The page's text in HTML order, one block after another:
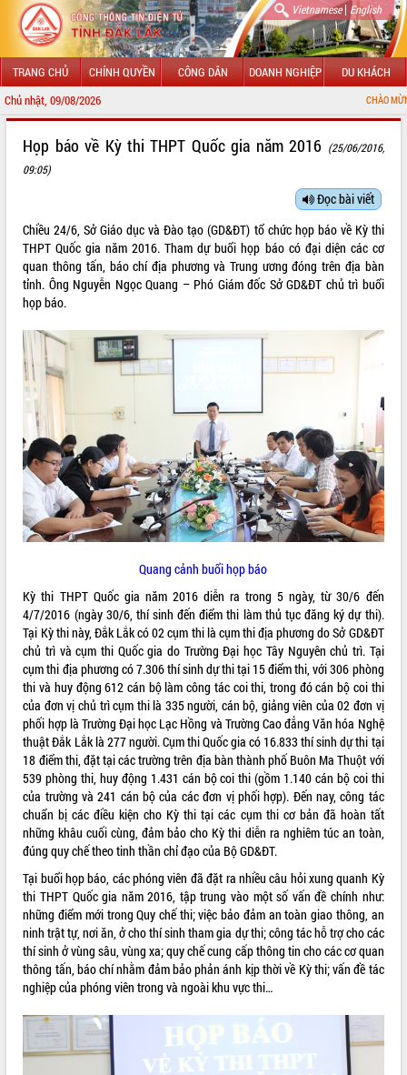
Vietnamese| English
TRANG CHỦ CHÍNH QUYỀN CÔNG DÂN DOANH NGHIỆP DU KHÁCH
Chủ nhật, 09/08/2026 CHÀO MỪNG ĐẾN VỚI
LÃNH ĐẠO UBND TỈNH
SỞ, BAN, NGÀNH
UBND CÁC XÃ, PHƯỜNG
HỆ THỐNG VĂN BẢN
VĂN BẢN HĐND TỈNH
ĐIỂM TIN VĂN BẢN
QUY HOẠCH - KẾ HOẠCH
VIDEO
Không có file video nào để phát.
ALBUM ẢNH
Họp báo về Kỳ thi THPT Quốc gia năm 2016 (25/06/2016,
09:05)
Đọc bài viết
Chiều 24/6, Sở Giáo dục và Đào tạo (GD&ĐT) tổ chức họp báo về Kỳ thi
THPT Quốc gia năm 2016. Tham dự buổi họp báo có đại diện các cơ
quan thông tấn, báo chí địa phương và Trung ương đóng trên địa bàn
tỉnh. Ông Nguyễn Ngọc Quang – Phó Giám đốc Sở GD&ĐT chủ trì buổi
họp báo.
Quang cảnh buổi họp báo
Kỳ thi THPT Quốc gia năm 2016 diễn ra trong 5 ngày, từ 30/6 đến
4/7/2016 (ngày 30/6, thí sinh đến điểm thi làm thủ tục đăng ký dự thi).
Tại Kỳ thi này, Đắk Lắk có 02 cụm thi là cụm thi địa phương do Sở GD&ĐT
chủ trì và cụm thi Quốc gia do Trường Đại học Tây Nguyên chủ trì. Tại
cụm thi địa phương có 7.306 thí sinh dự thi tại 15 điểm thi, với 306 phòng
thi và huy động 612 cán bộ làm công tác coi thi, trong đó cán bộ coi thi
của đơn vị chủ trì cụm thi là 335 người, cán bộ, giảng viên của 02 đơn vị
phối hợp là Trường Đại học Lạc Hồng và Trường Cao đẳng Văn hóa Nghệ
thuật Đắk Lắk là 277 người. Cụm thi Quốc gia có 16.833 thí sinh dự thi tại
18 điểm thi, đặt tại các trường trên địa bàn thành phố Buôn Ma Thuột với
539 phòng thi, huy động 1.431 cán bộ coi thi (gồm 1.140 cán bộ coi thi
của trường và 241 cán bộ của các đơn vị phối hợp). Đến nay, công tác
chuẩn bị các điều kiện cho Kỳ thi tại các cụm thi cơ bản đã hoàn tất
những khâu cuối cùng, đảm bảo cho Kỳ thi diễn ra nghiêm túc an toàn,
đúng quy chế theo tinh thần chỉ đạo của Bộ GD&ĐT.
Tại buổi họp báo, các phóng viên đã đặt ra nhiều câu hỏi xung quanh Kỳ
thi THPT Quốc gia năm 2016, tập trung vào một số vấn đề chính như:
những điểm mới trong Quy chế thi; việc bảo đảm an toàn giao thông, an
ninh trật tự, nơi ăn, ở cho thí sinh tham gia dự thi; công tác hỗ trợ cho các
thí sinh ở vùng sâu, vùng xa; quy chế cung cấp thông tin cho các cơ quan
thông tấn, báo chí nhằm đảm bảo phản ánh kịp thời về Kỳ thi; vấn đề tác
nghiệp của phóng viên trong và ngoài khu vực thi…